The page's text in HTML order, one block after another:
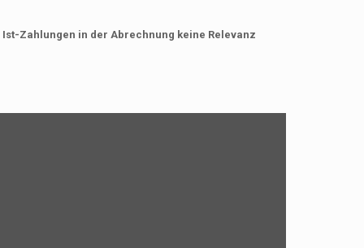
Zahlungen in der Abrechnung keine Relevanz